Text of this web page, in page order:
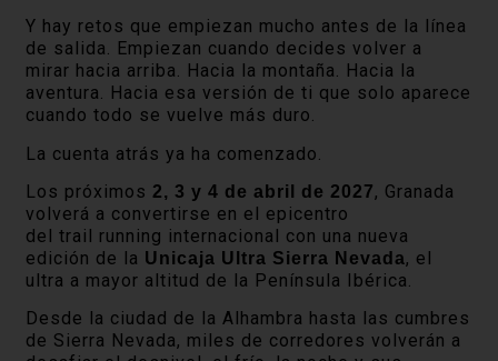
Y hay retos que empiezan mucho antes de la línea
de salida. Empiezan cuando decides volver a
mirar hacia arriba. Hacia la montaña. Hacia la
aventura. Hacia esa versión de ti que solo aparece
cuando todo se vuelve más duro.
La cuenta atrás ya ha comenzado.
Los próximos 2, 3 y 4 de abril de 2027, Granada
volverá a convertirse en el epicentro
del trail running internacional con una nueva
edición de la Unicaja Ultra Sierra Nevada, el
ultra a mayor altitud de la Península Ibérica.
Desde la ciudad de la Alhambra hasta las cumbres
de Sierra Nevada, miles de corredores volverán a